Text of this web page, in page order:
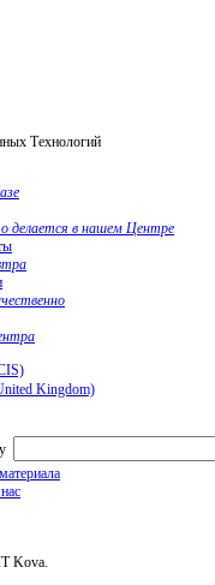
Технологий
делается в нашем Центре
Kova.